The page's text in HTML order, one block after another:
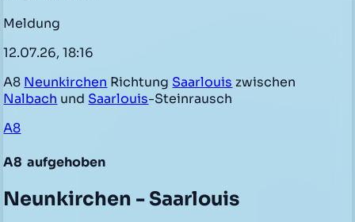
Meldung
12.07.26, 18:16
A8 Neunkirchen Richtung Saarlouis zwischen
Nalbach und Saarlouis-Steinrausch
A8
A8 aufgehoben
Neunkirchen - Saarlouis